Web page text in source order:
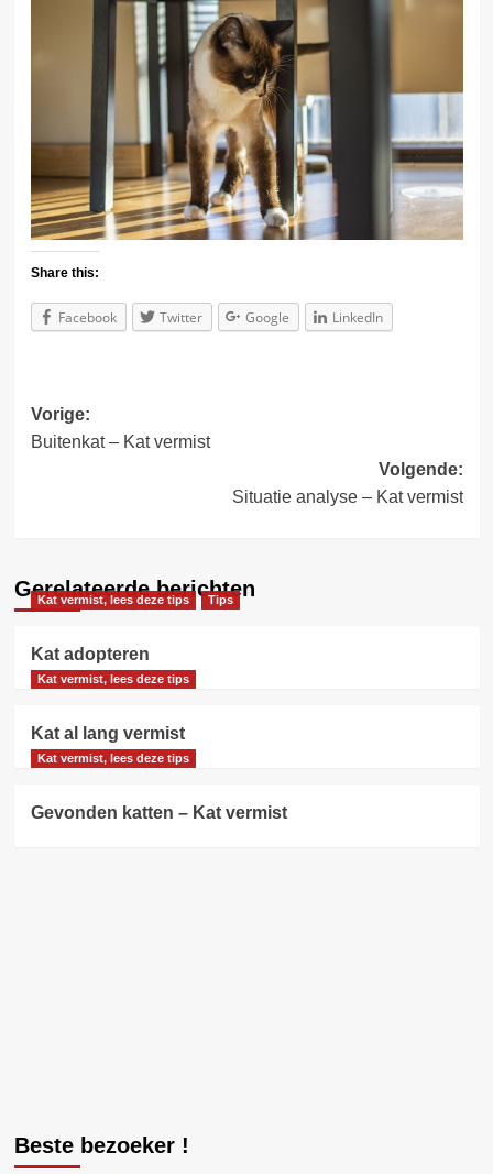
Share this:
Facebook Twitter Google LinkedIn
Bericht
navigatie
Vorige:
Buitenkat – Kat vermist
Volgende:
Situatie analyse – Kat vermist
Gerelateerde berichten
Kat vermist, lees deze tips Tips
Kat adopteren
Kat vermist, lees deze tips
Kat al lang vermist
Kat vermist, lees deze tips
Gevonden katten – Kat vermist
Beste bezoeker !